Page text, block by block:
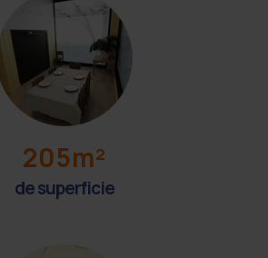
205m²
de superficie